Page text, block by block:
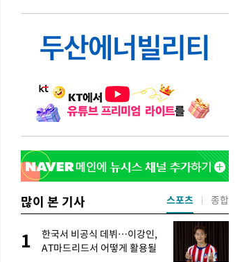
많이 본 기사
1
한국서 비공식 데뷔…이강인,
AT마드리드서 어떻게 활용될
스포츠 종합